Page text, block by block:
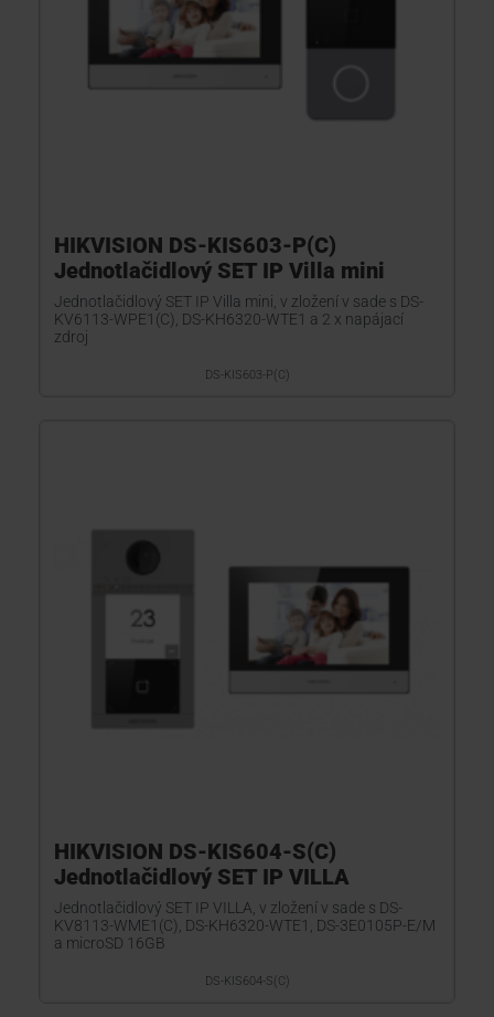
HIKVISION DS-KIS603-P(C)
Jednotlačidlový SET IP Villa mini
Jednotlačidlový SET IP Villa mini, v zložení v sade s DS-
KV6113-WPE1(C), DS-KH6320-WTE1 a 2 x napájací
zdroj
DS-KIS603-P(C)
HIKVISION DS-KIS604-S(C)
Jednotlačidlový SET IP VILLA
Jednotlačidlový SET IP VILLA, v zložení v sade s DS-
KV8113-WME1(C), DS-KH6320-WTE1, DS-3E0105P-E/M
a microSD 16GB
DS-KIS604-S(C)